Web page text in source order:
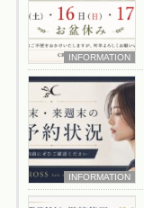
INFORMATION
INFORMATION